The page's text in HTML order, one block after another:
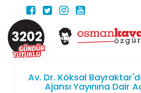
3202
Av. Dr. Köksal
Ajansı Yayınına Dair